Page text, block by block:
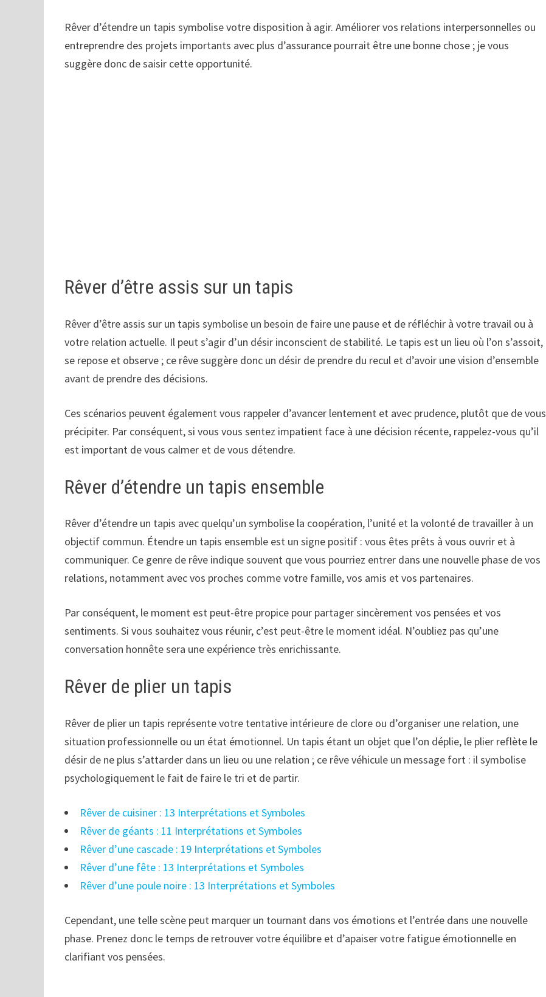
Rêver d’étendre un tapis symbolise votre disposition à agir. Améliorer vos relations interpersonnelles ou
entreprendre des projets importants avec plus d’assurance pourrait être une bonne chose ; je vous
suggère donc de saisir cette opportunité.
Rêver d’être assis sur un tapis
Rêver d’être assis sur un tapis symbolise un besoin de faire une pause et de réfléchir à votre travail ou à
votre relation actuelle. Il peut s’agir d’un désir inconscient de stabilité. Le tapis est un lieu où l’on s’assoit,
se repose et observe ; ce rêve suggère donc un désir de prendre du recul et d’avoir une vision d’ensemble
avant de prendre des décisions.
Ces scénarios peuvent également vous rappeler d’avancer lentement et avec prudence, plutôt que de vous
précipiter. Par conséquent, si vous vous sentez impatient face à une décision récente, rappelez-vous qu’il
est important de vous calmer et de vous détendre.
Rêver d’étendre un tapis ensemble
Rêver d’étendre un tapis avec quelqu’un symbolise la coopération, l’unité et la volonté de travailler à un
objectif commun. Étendre un tapis ensemble est un signe positif : vous êtes prêts à vous ouvrir et à
communiquer. Ce genre de rêve indique souvent que vous pourriez entrer dans une nouvelle phase de vos
relations, notamment avec vos proches comme votre famille, vos amis et vos partenaires.
Par conséquent, le moment est peut-être propice pour partager sincèrement vos pensées et vos
sentiments. Si vous souhaitez vous réunir, c’est peut-être le moment idéal. N’oubliez pas qu’une
conversation honnête sera une expérience très enrichissante.
Rêver de plier un tapis
Rêver de plier un tapis représente votre tentative intérieure de clore ou d’organiser une relation, une
situation professionnelle ou un état émotionnel. Un tapis étant un objet que l’on déplie, le plier reflète le
désir de ne plus s’attarder dans un lieu ou une relation ; ce rêve véhicule un message fort : il symbolise
psychologiquement le fait de faire le tri et de partir.
Rêver de cuisiner : 13 Interprétations et Symboles
Rêver de géants : 11 Interprétations et Symboles
Rêver d’une cascade : 19 Interprétations et Symboles
Rêver d’une fête : 13 Interprétations et Symboles
Rêver d’une poule noire : 13 Interprétations et Symboles
Cependant, une telle scène peut marquer un tournant dans vos émotions et l’entrée dans une nouvelle
phase. Prenez donc le temps de retrouver votre équilibre et d’apaiser votre fatigue émotionnelle en
clarifiant vos pensées.